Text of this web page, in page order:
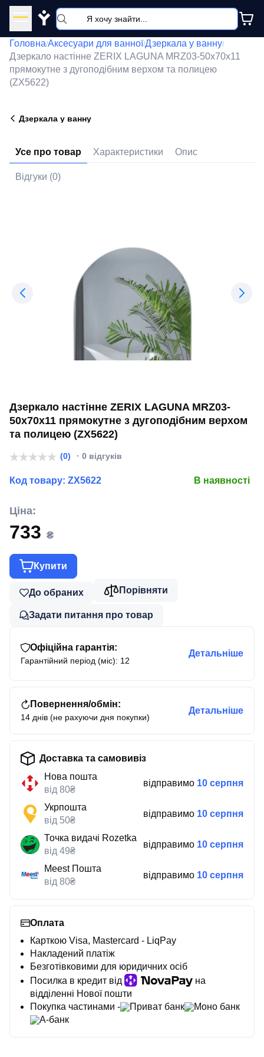
Y
Головна/Аксесуари для ванної/Дзеркала у ванну/
Дзеркало настінне ZERIX LAGUNA MRZ03-50x70x11
прямокутне з дугоподібним верxом та полицею
(ZX5622)
Дзеркала у ванну
Усе про товар Характеристики Опис
Відгуки (0)
Дзеркало настінне ZERIX LAGUNA MRZ03-
50x70x11 прямокутне з дугоподібним верxом
та полицею (ZX5622)
(0) · 0 відгуків
Код товару: ZX5622 В наявності
Ціна:
733 ₴
Купити
До обраних Порівняти
Задати питання про товар
Офіційна гарантія:
Гарантійний період (міс): 12
Детальніше
Повернення/обмін:
14 днів (не рахуючи дня покупки)
Детальніше
Доставка та самовивіз
Нова пошта
від 80₴
відправимо 10 серпня
Укрпошта
від 50₴
відправимо 10 серпня
Точка видачі Rozetka
від 49₴
відправимо 10 серпня
Meest Пошта
від 80₴
відправимо 10 серпня
Оплата
Карткою Visa, Mastercard - LiqPay
Накладений платіж
Безготівковими для юридичних осіб
Посилка в кредит від
на
відділенні Нової пошти
Покупка частинами -
Приват банк
Моно банк
А-банк